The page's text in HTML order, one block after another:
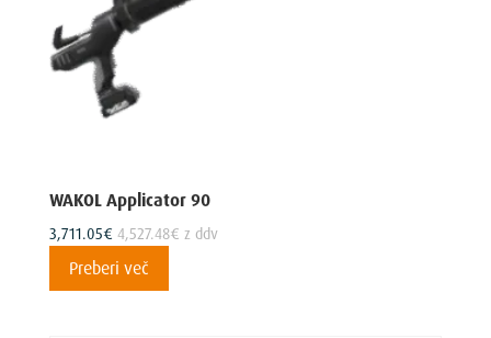
WAKOL Applicator 90
3,711.05€ 4,527.48€ z ddv
Preberi več